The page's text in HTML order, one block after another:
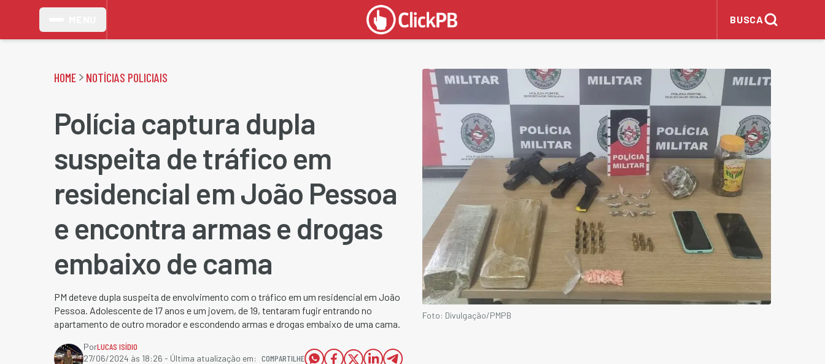
BUSCA
HOME NOTÍCIAS POLICIAIS
Polícia captura dupla
suspeita de tráfico em
residencial em João Pessoa
e encontra armas e drogas
embaixo de cama
PM deteve dupla suspeita de envolvimento com o tráfico em um residencial em João
Pessoa. Adolescente de 17 anos e um jovem, de 19, tentaram fugir entrando no
apartamento de outro morador e escondendo armas e drogas embaixo de uma cama.
PorLUCAS ISÍDIO
27/06/2024 às 18:26 - Última atualização em: COMPARTILHE
Foto: Divulgação/PMPB